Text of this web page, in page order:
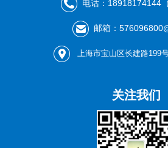
电话：18918174144
邮箱：
上海市宝山区长建路199
关注我们